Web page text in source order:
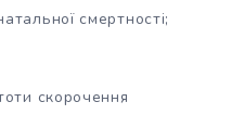
смертності;
скорочення